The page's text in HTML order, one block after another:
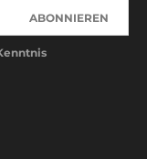
ABONNIEREN